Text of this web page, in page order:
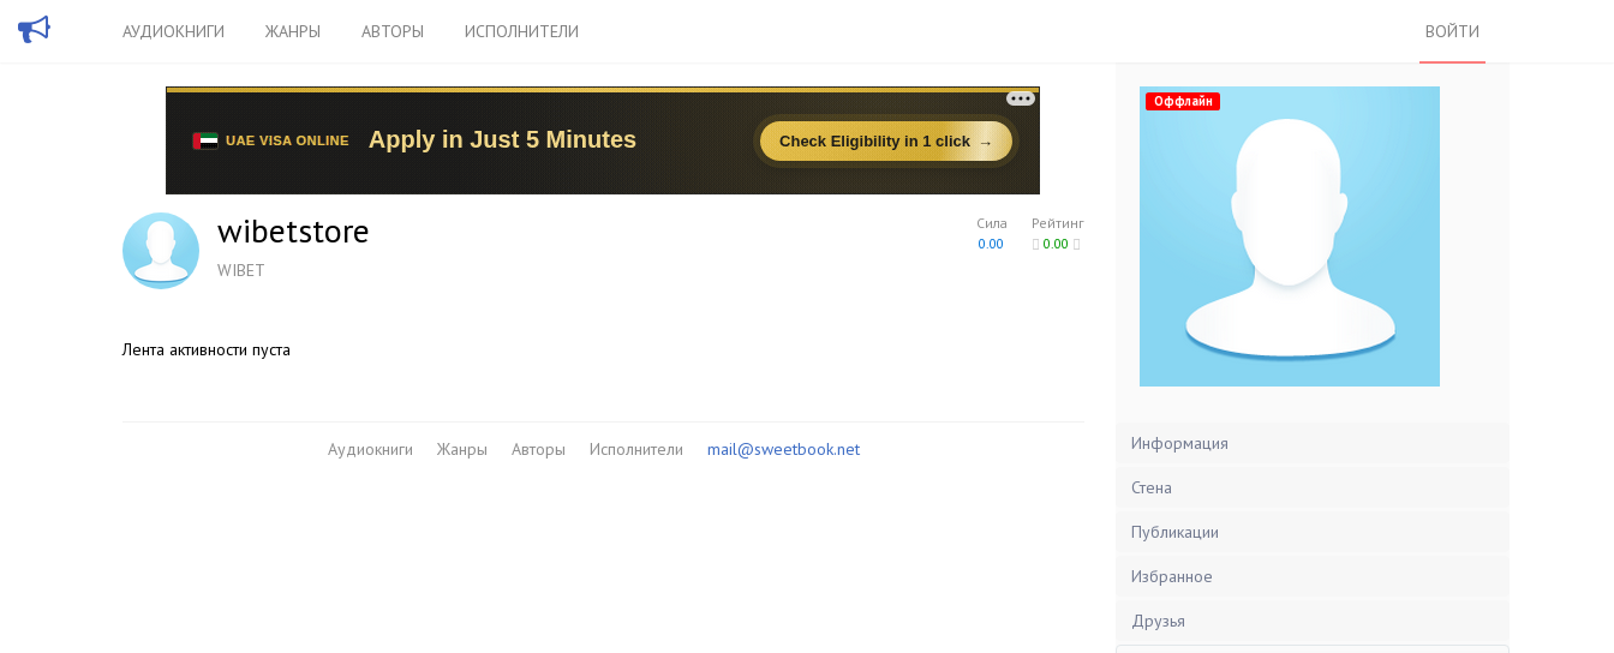
АУДИОКНИГИ ЖАНРЫ АВТОРЫ ИСПОЛНИТЕЛИ ВОЙТИ
Рейтинг
0.00
Сила
0.00
wibetstore
WIBET
Лента активности пуста
Аудиокниги Жанры Авторы Исполнители mail@sweetbook.net
Оффлайн
Информация
Стена
Публикации
Избранное
Друзья